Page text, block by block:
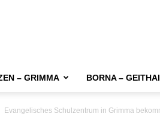
– GRIMMA BORNA –
Evangelisches Schulzentrum in Grimma